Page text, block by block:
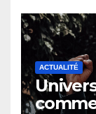
ACTUALITÉ